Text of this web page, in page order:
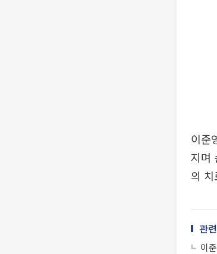
이준
지며
의
관
이